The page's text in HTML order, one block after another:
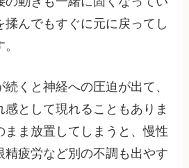
揉んでもすぐに元に戻ってし
くと神経への圧迫が出て、
として現れることもありま
まま放置してしまうと、慢性
精疲労など別の不調も出やす